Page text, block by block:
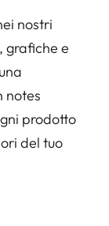
nostri
grafiche e
notes
prodotto
del tuo